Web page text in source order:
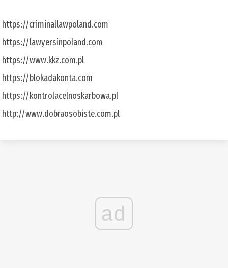
https://criminallawpoland.com
https://lawyersinpoland.com
https://www.kkz.com.pl
https://blokadakonta.com
https://kontrolacelnoskarbowa.pl
http://www.dobraosobiste.com.pl
ad